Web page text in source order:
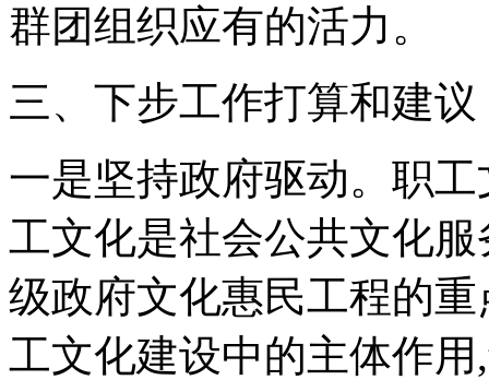
群团组织应有的活力。
三、下步工作打算和建议
一是坚持政府驱动。职
工文化是社会公共文化
级政府文化惠民工程的
工文化建设中的主体作